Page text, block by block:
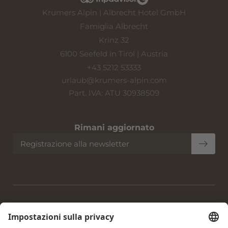
Krumers Alpin | Albrecht Hotel GmbH
Famiglia Albrecht
Krinz 32
6100 Seefeld in Tirol | Austria
+43 5212 53333
urlaub@krumers-alpin.com
Part. IVA: ATU 30938509
Rimani aggiornato
Registrazione alla newsletter
Home|Note legali Privacy policy
|